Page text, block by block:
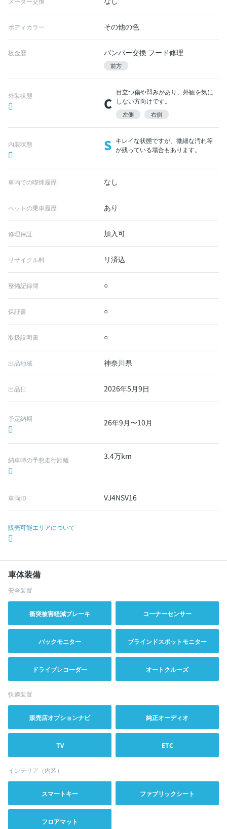
ボディカラー その他の色
板金歴 バンパー交換 フード修理
前方
外装状態 C
目立つ傷や凹みがあり、外観を気に
しない方向けです。
左側 右側
内装状態 S キレイな状態ですが、微細な汚れ等
が残っている場合もあります。
車内での喫煙履歴 なし
ペットの乗車履歴 あり
修理保証 加入可
リサイクル料 リ済込
整備記録簿 ○
保証書 ○
取扱説明書 ○
出品地域 神奈川県
出品日 2026年5月9日
予定納期 26年9月〜10月
納車時の予想走行距離 3.4万km
車両ID VJ4NSV16
販売可能エリアについて
車体装備
安全装置
衝突被害軽減ブレーキ コーナーセンサー
バックモニター ブラインドスポットモニター
ドライブレコーダー オートクルーズ
快適装置
販売店オプションナビ 純正オーディオ
TV ETC
インテリア（内装）
スマートキー ファブリックシート
フロアマット